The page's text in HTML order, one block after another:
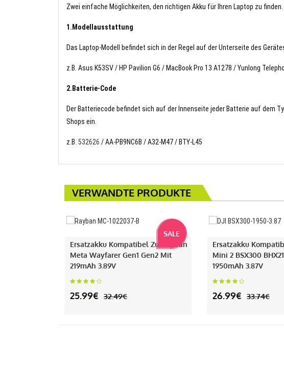
Zwei einfache Möglichkeiten, den richtigen Akku für Ihren Laptop zu finden.
1.Modellausstattung
Das Laptop-Modell befindet sich in der Regel auf der Unterseite des
z.B. Asus K53SV / HP Pavilion G6 / MacBook Pro 13 A1278 / Yunlong
2.Batterie-Code
Der Batteriecode befindet sich auf der Innenseite jeder Batterie auf dem
Shops ein.
z.B. 532626 / AA-PB9NC6B / A32-M47 / BTY-L45
VERWANDTE PRODUKTE
SALE
Ersatzakku Kompatibel Zu Rayban
Meta Wayfarer Gen1 Gen2 Mit
219mAh 3.89V
25.99€ 32.49€
Ersatzakku
Mini 2 BSX300
1950mAh 3.87V
26.99€ 33.74€